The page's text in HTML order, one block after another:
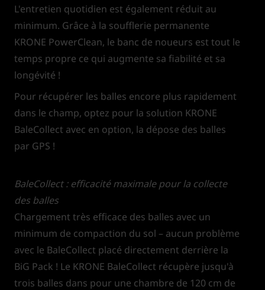
L'entretien quotidien est également réduit au
minimum. Grâce à la soufflerie permanente
KRONE PowerClean, le banc de noueurs est tout le
temps propre ce qui augmente sa fiabilité et sa
longévité !
Pour récupérer les balles encore plus rapidement
dans le champ, optez pour la solution KRONE
BaleCollect avec en option, la dépose des balles
par GPS !
BaleCollect : efficacité maximale pour la collecte
des balles
Chargement très efficace des balles avec un
minimum de compaction du sol – aucun problème
avec le BaleCollect placé directement derrière la
BiG Pack ! Le KRONE BaleCollect récupère jusqu'à
trois balles dans pour une chambre de 120 cm de